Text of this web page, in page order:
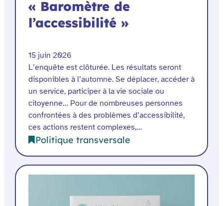
« Baromètre de
l’accessibilité »
15 juin 2026
L’enquête est clôturée. Les résultats seront
disponibles à l’automne. Se déplacer, accéder à
un service, participer à la vie sociale ou
citoyenne… Pour de nombreuses personnes
confrontées à des problèmes d’accessibilité,
ces actions restent complexes,…
Politique transversale